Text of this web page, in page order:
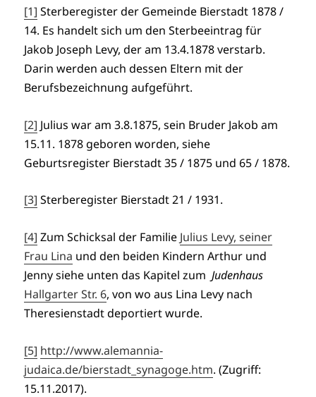
[1] Sterberegister der Gemeinde Bierstadt 1878 /
14. Es handelt sich um den Sterbeeintrag für
Jakob Joseph Levy, der am 13.4.1878 verstarb.
Darin werden auch dessen Eltern mit der
Berufsbezeichnung aufgeführt.
[2] Julius war am 3.8.1875, sein Bruder Jakob am
15.11. 1878 geboren worden, siehe
Geburtsregister Bierstadt 35 / 1875 und 65 / 1878.
[3] Sterberegister Bierstadt 21 / 1931.
[4] Zum Schicksal der Familie Julius Levy, seiner
Frau Lina und den beiden Kindern Arthur und
Jenny siehe unten das Kapitel zumJudenhaus
Hallgarter Str. 6, von wo aus Lina Levy nach
Theresienstadt deportiert wurde.
[5] http://www.alemannia-
judaica.de/bierstadt_synagoge.htm. (Zugriff:
15.11.2017).